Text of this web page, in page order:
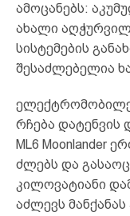
ამოცანებს:
ახალი
სისტემების
შესაძლებელია
რჩება
ML6 Moonlander
ძლებს და
კილოვატიანი
აძლევს მანქანას